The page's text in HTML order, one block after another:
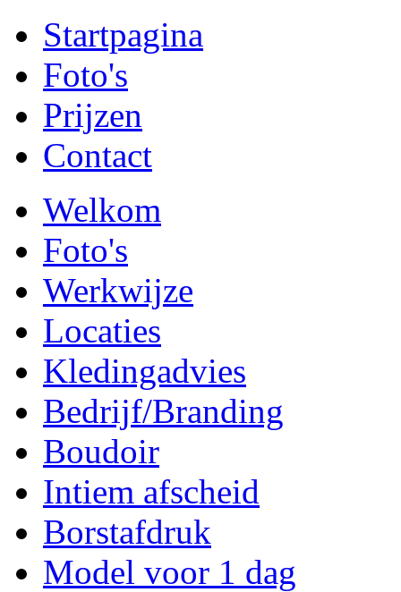
Startpagina
Foto's
Prijzen
Contact
Welkom
Foto's
Werkwijze
Locaties
Kledingadvies
Bedrijf/Branding
Boudoir
Intiem afscheid
Borstafdruk
Model voor 1 dag